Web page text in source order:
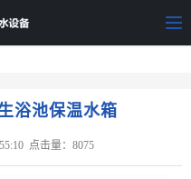
浴池保温水箱
点击量：8075